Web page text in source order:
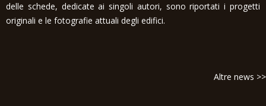
delle schede, dedicate ai singoli autori, sono riportati i progetti
originali e le fotografie attuali degli edifici.
Altre news >>